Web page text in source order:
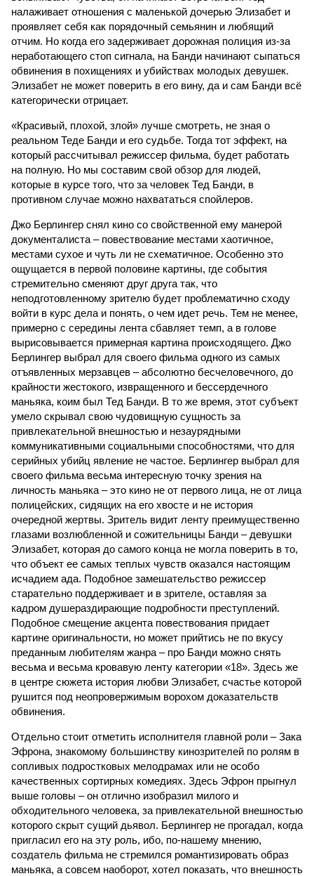
налаживает отношения с маленькой дочерью Элизабет и
проявляет себя как порядочный семьянин и любящий
отчим. Но когда его задерживает дорожная полиция из-за
неработающего стоп сигнала, на Банди начинают сыпаться
обвинения в похищениях и убийствах молодых девушек.
Элизабет не может поверить в его вину, да и сам Банди всё
категорически отрицает.
«Красивый, плохой, злой» лучше смотреть, не зная о
реальном Теде Банди и его судьбе. Тогда тот эффект, на
который рассчитывал режиссер фильма, будет работать
на полную. Но мы составим свой обзор для людей,
которые в курсе того, что за человек Тед Банди, в
противном случае можно нахвататься спойлеров.
Джо Берлингер снял кино со свойственной ему манерой
документалиста – повествование местами хаотичное,
местами сухое и чуть ли не схематичное. Особенно это
ощущается в первой половине картины, где события
стремительно сменяют друг друга так, что
неподготовленному зрителю будет проблематично сходу
войти в курс дела и понять, о чем идет речь. Тем не менее,
примерно с середины лента сбавляет темп, а в голове
вырисовывается примерная картина происходящего. Джо
Берлингер выбрал для своего фильма одного из самых
отъявленных мерзавцев – абсолютно бесчеловечного, до
крайности жестокого, извращенного и бессердечного
маньяка, коим был Тед Банди. В то же время, этот субъект
умело скрывал свою чудовищную сущность за
привлекательной внешностью и незаурядными
коммуникативными социальными способностями, что для
серийных убийц явление не частое. Берлингер выбрал для
своего фильма весьма интересную точку зрения на
личность маньяка – это кино не от первого лица, не от лица
полицейских, сидящих на его хвосте и не история
очередной жертвы. Зритель видит ленту преимущественно
глазами возлюбленной и сожительницы Банди – девушки
Элизабет, которая до самого конца не могла поверить в то,
что объект ее самых теплых чувств оказался настоящим
исчадием ада. Подобное замешательство режиссер
старательно поддерживает и в зрителе, оставляя за
кадром душераздирающие подробности преступлений.
Подобное смещение акцента повествования придает
картине оригинальности, но может прийтись не по вкусу
преданным любителям жанра – про Банди можно снять
весьма и весьма кровавую ленту категории «18». Здесь же
в центре сюжета история любви Элизабет, счастье которой
рушится под неопровержимым ворохом доказательств
обвинения.
Отдельно стоит отметить исполнителя главной роли – Зака
Эфрона, знакомому большинству кинозрителей по ролям в
сопливых подростковых мелодрамах или не особо
качественных сортирных комедиях. Здесь Эфрон прыгнул
выше головы – он отлично изобразил милого и
обходительного человека, за привлекательной внешностью
которого скрыт сущий дьявол. Берлингер не прогадал, когда
пригласил его на эту роль, ибо, по-нашему мнению,
создатель фильма не стремился романтизировать образ
маньяка, а совсем наоборот, хотел показать, что внешность